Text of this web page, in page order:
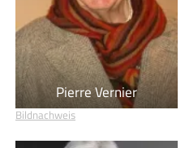
Pierre Vernier
Bildnachweis